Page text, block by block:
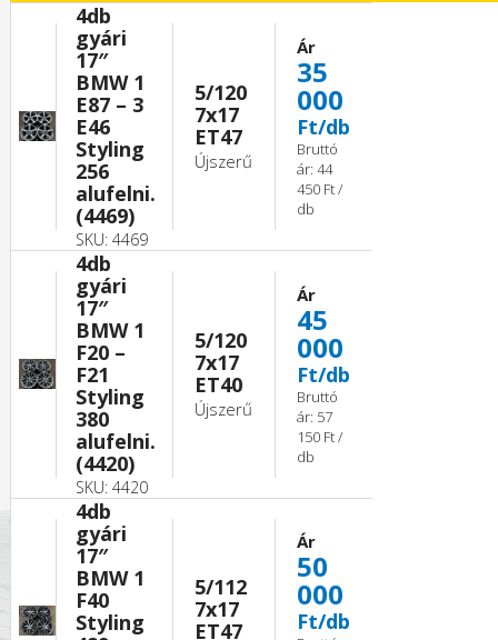
4db
gyári
17″
BMW 1
E87 – 3
E46
Styling
256
alufelni.
(4469)
SKU: 4469
5/120
7x17
ET47
Újszerű
Ár
35
000
Ft/db
Bruttó
ár: 44
450 Ft /
db
4db
gyári
17″
BMW 1
F20 –
F21
Styling
380
alufelni.
(4420)
SKU: 4420
5/120
7x17
ET40
Újszerű
Ár
45
000
Ft/db
Bruttó
ár: 57
150 Ft /
db
4db
gyári
17″
BMW 1
F40
Styling
5/112
7x17
ET47
Ár
50
000
Ft/db